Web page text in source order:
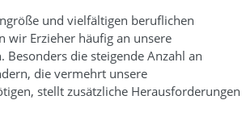
und vielfältigen beruflichen
wir Erzieher häufig an unsere
Besonders die steigende Anzahl an
die vermehrt unsere
stellt zusätzliche Herausforderungen